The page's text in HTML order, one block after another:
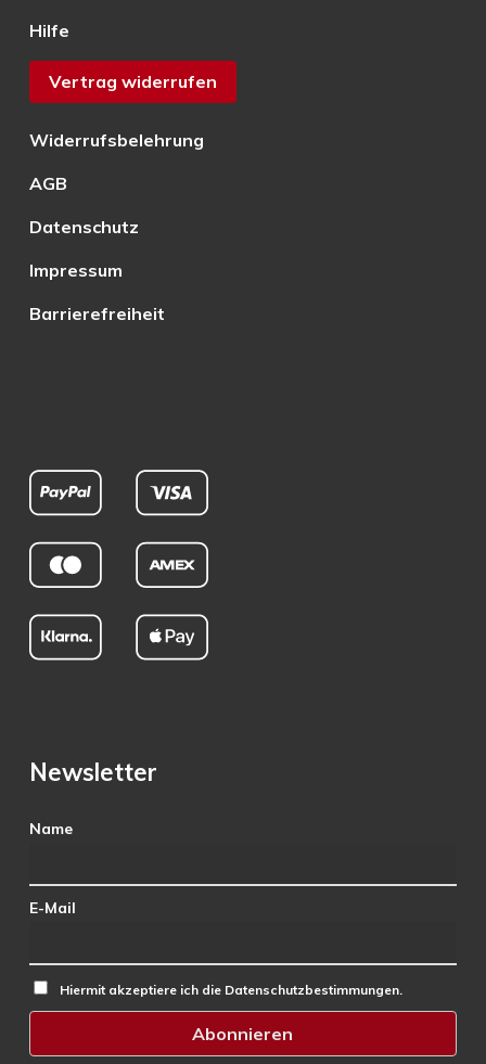
Hilfe
Vertrag widerrufen
Widerrufsbelehrung
AGB
Datenschutz
Impressum
Barrierefreiheit
Newsletter
Name
E-Mail
Hiermit akzeptiere ich die Datenschutzbestimmungen.